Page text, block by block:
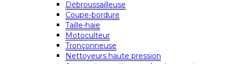
Débroussailleuse
Coupe-bordure
Taille-haie
Motoculteur
Tronçonneuse
Nettoyeurs haute pression